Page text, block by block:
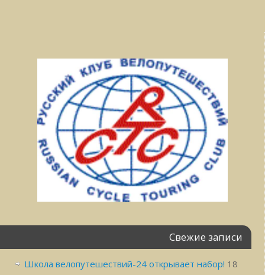
Свежие записи
Школа велопутешествий-24 открывает набор! 18